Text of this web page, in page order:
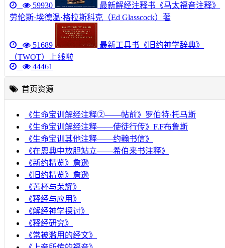
59930
最新解经注释书《马太福音注释》
劳伦斯·埃德温·格拉斯科克（Ed Glasscock）著
51689
最新工具书《旧约神学辞典》
（TWOT）上线啦
44461
首页资源
《生命宝训解经注释②——帖前》罗伯特·托马斯
《生命宝训解经注释——使徒行传》F.F布鲁斯
《生命宝训其他注释——约翰书信》
《在恩典中放胆站立——希伯来书注释》
《新约精览》詹逊
《旧约精览》詹逊
《苦杯与荣耀》
《释经与应用》
《解经神学探讨》
《释经研究》
《常被滥用的经文》